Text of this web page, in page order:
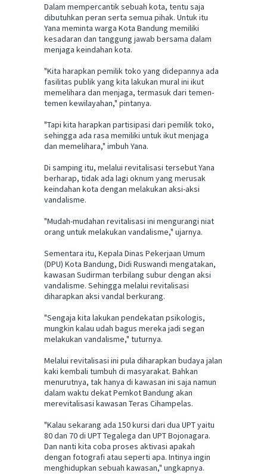
Dalam mempercantik sebuah kota, tentu saja
dibutuhkan peran serta semua pihak. Untuk itu
Yana meminta warga Kota Bandung memiliki
kesadaran dan tanggung jawab bersama dalam
menjaga keindahan kota.
"Kita harapkan pemilik toko yang didepannya ada
fasilitas publik yang kita lakukan mural ini ikut
memelihara dan menjaga, termasuk dari temen-
temen kewilayahan," pintanya.
"Tapi kita harapkan partisipasi dari pemilik toko,
sehingga ada rasa memiliki untuk ikut menjaga
dan memelihara," imbuh Yana.
Di samping itu, melalui revitalisasi tersebut Yana
berharap, tidak ada lagi oknum yang merusak
keindahan kota dengan melakukan aksi-aksi
vandalisme.
"Mudah-mudahan revitalisasi ini mengurangi niat
orang untuk melakukan vandalisme," ujarnya.
Sementara itu, Kepala Dinas Pekerjaan Umum
(DPU) Kota Bandung, Didi Ruswandi mengatakan,
kawasan Sudirman terbilang subur dengan aksi
vandalisme. Sehingga melalui revitalisasi
diharapkan aksi vandal berkurang.
"Sengaja kita lakukan pendekatan psikologis,
mungkin kalau udah bagus mereka jadi segan
melakukan vandalisme," tuturnya.
Melalui revitalisasi ini pula diharapkan budaya jalan
kaki kembali tumbuh di masyarakat. Bahkan
menurutnya, tak hanya di kawasan ini saja namun
dalam waktu dekat Pemkot Bandung akan
merevitalisasi kawasan Teras Cihampelas.
"Kalau sekarang ada 150 kursi dari dua UPT yaitu
80 dan 70 di UPT Tegalega dan UPT Bojonagara.
Dan nanti kita coba proses aktivasi apakah
dengan fotografi atau seperti apa. Intinya ingin
menghidupkan sebuah kawasan," ungkapnya.